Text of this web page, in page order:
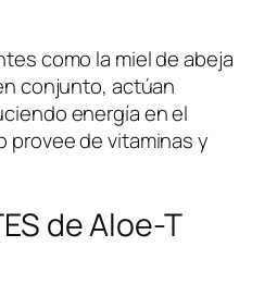
como la miel de abeja
conjunto, actúan
energía en el
provee de vitaminas y
de Aloe-T